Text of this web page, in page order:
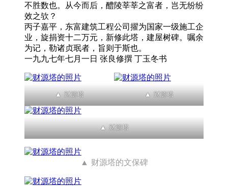
不胜数也。从今而后，醴陵莘莘之富者，岂无纷纷
效之欤？
丙子嘉平，东富建筑工程公司擢为国家一级施工企
业，旋捐资十二万元，新修此塔，建屋树碑。嘱余
为记，勒诸贞珉者，旨则于斯也。
一九九七年七月一日 张良修撰 丁玉冬书
财源塔 财源塔
财源塔
财源塔的文保碑